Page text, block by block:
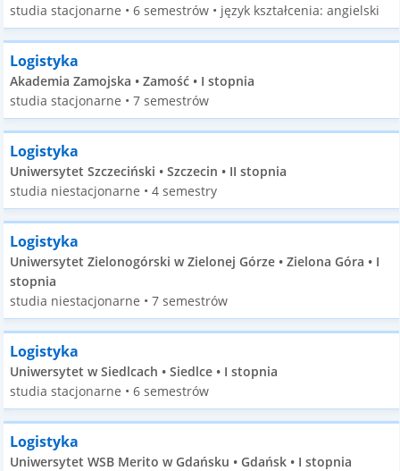
studia stacjonarne • 6 semestrów • język kształcenia: angielski
Logistyka
Akademia Zamojska • Zamość • I stopnia
studia stacjonarne • 7 semestrów
Logistyka
Uniwersytet Szczeciński • Szczecin • II stopnia
studia niestacjonarne • 4 semestry
Logistyka
Uniwersytet Zielonogórski w Zielonej Górze • Zielona Góra • I
stopnia
studia niestacjonarne • 7 semestrów
Logistyka
Uniwersytet w Siedlcach • Siedlce • I stopnia
studia stacjonarne • 6 semestrów
Logistyka
Uniwersytet WSB Merito w Gdańsku • Gdańsk • I stopnia